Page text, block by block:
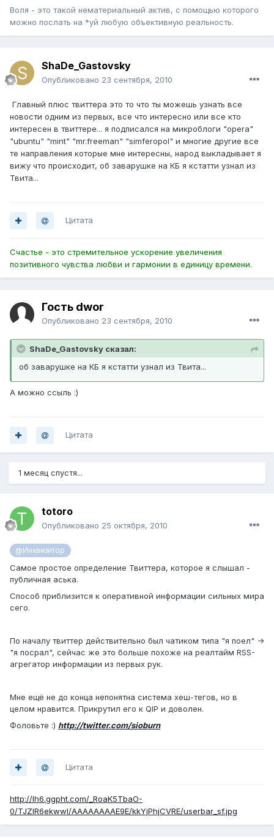
Воля - это такой нематериальный актив, с помощью которого
можно послать на *уй любую объективную реальность.
ShaDe_Gastovsky
Опубликовано 23 сентября, 2010
Главный плюс твиттера это то что ты можешь узнать все
новости одним из первых, все что интересно или все кто
интересен в твиттере... я подписался на микроблоги "opera"
"ubuntu" "mint" "mr.freeman" "simferopol" и многие другие все
те направления которые мне интересны, народ выкладывает я
вижу что происходит, об заварушке на КБ я кстатти узнал из
Твита...
Цитата
Счастье - это стремительное ускорение увеличения
позитивного чувства любви и гармонии в единицу времени.
Гость dwor
Опубликовано 23 сентября, 2010
ShaDe_Gastovsky сказал:
об заварушке на КБ я кстатти узнал из Твита...
А можно ссыль :)
Цитата
1 месяц спустя...
totoro
Опубликовано 25 октября, 2010
@Инквизитор
Самое простое определение Твиттера, которое я слышал -
публичная аська.
Способ приблизится к оперативной информации сильных мира
сего.
По началу твиттер действительно был чатиком типа "я поел" ->
"я посрал", сейчас же это больше похоже на реалтайм RSS-
агрегатор информации из первых рук.
Мне ещё не до конца непонятна система хеш-тегов, но в
целом нравится. Прикрутил его к QIP и доволен.
Фоловьте :) http://twitter.com/sioburn
Цитата
http://lh6.ggpht.com/_RoaK5TbaO-
0/TJZlR6ekwwI/AAAAAAAAE9E/kkYjPhjCVRE/userbar_sf.jpg